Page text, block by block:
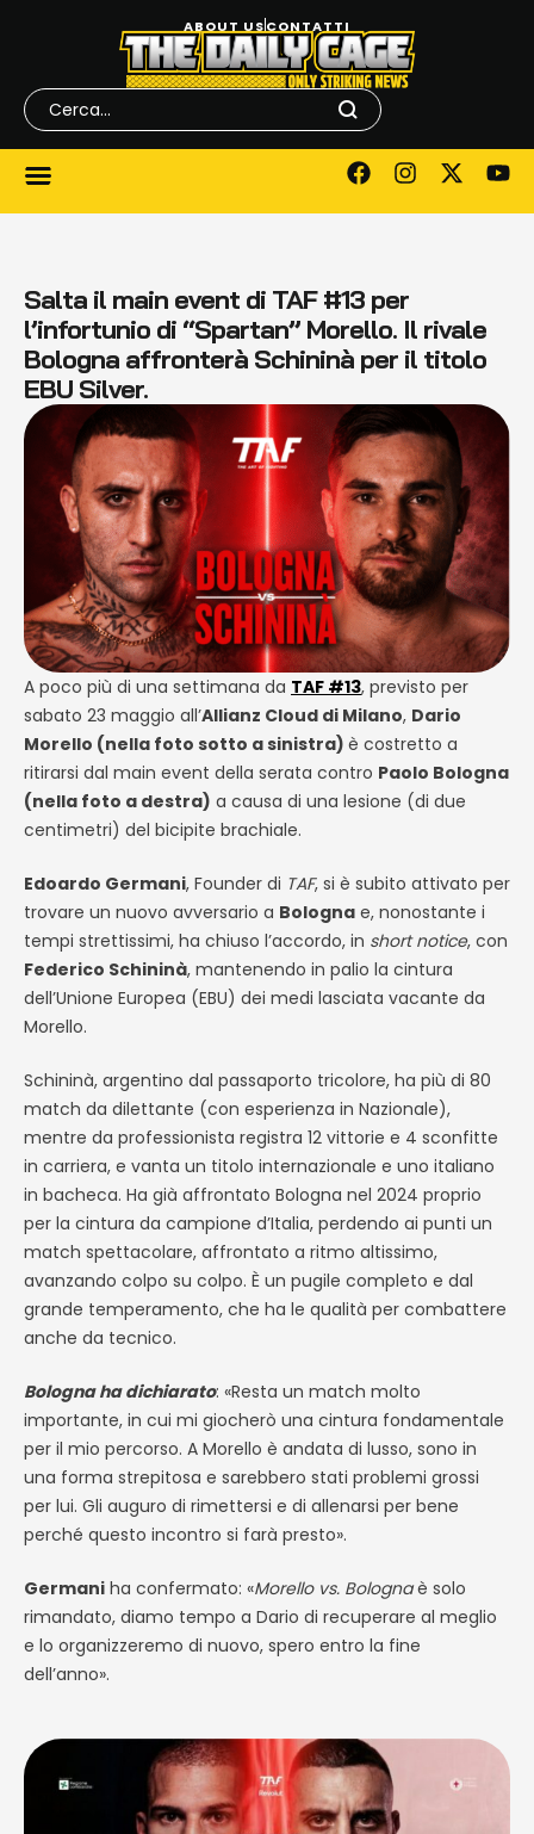
ABOUT USCONTATTI
Salta il main event di TAF #13 per
l’infortunio di “Spartan” Morello. Il rivale
Bologna affronterà Schininà per il titolo
EBU Silver.
A poco più di una settimana da TAF #13, previsto per
sabato 23 maggio all’Allianz Cloud di Milano, Dario
Morello (nella foto sotto a sinistra) è costretto a
ritirarsi dal main event della serata contro Paolo Bologna
(nella foto a destra) a causa di una lesione (di due
centimetri) del bicipite brachiale.
Edoardo Germani, Founder di TAF, si è subito attivato per
trovare un nuovo avversario a Bologna e, nonostante i
tempi strettissimi, ha chiuso l’accordo, in short notice, con
Federico Schininà, mantenendo in palio la cintura
dell’Unione Europea (EBU) dei medi lasciata vacante da
Morello.
Schininà, argentino dal passaporto tricolore, ha più di 80
match da dilettante (con esperienza in Nazionale),
mentre da professionista registra 12 vittorie e 4 sconfitte
in carriera, e vanta un titolo internazionale e uno italiano
in bacheca. Ha già affrontato Bologna nel 2024 proprio
per la cintura da campione d’Italia, perdendo ai punti un
match spettacolare, affrontato a ritmo altissimo,
avanzando colpo su colpo. È un pugile completo e dal
grande temperamento, che ha le qualità per combattere
anche da tecnico.
Bologna ha dichiarato: «Resta un match molto
importante, in cui mi giocherò una cintura fondamentale
per il mio percorso. A Morello è andata di lusso, sono in
una forma strepitosa e sarebbero stati problemi grossi
per lui. Gli auguro di rimettersi e di allenarsi per bene
perché questo incontro si farà presto».
Germani ha confermato: «Morello vs. Bolognaè solo
rimandato, diamo tempo a Dario di recuperare al meglio
e lo organizzeremo di nuovo, spero entro la fine
dell’anno».